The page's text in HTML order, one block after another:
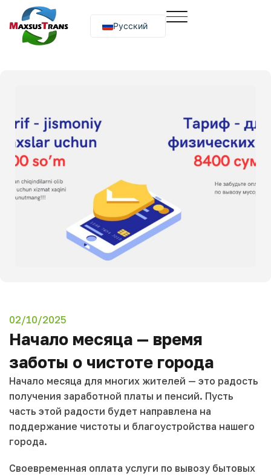
Русский
O‘zbekcha
02/10/2025
Начало месяца — время
заботы о чистоте города
Начало месяца для многих жителей — это радость
получения заработной платы и пенсий. Пусть
часть этой радости будет направлена на
поддержание чистоты и благоустройства нашего
города.
Своевременная оплата услуги по вывозу бытовых